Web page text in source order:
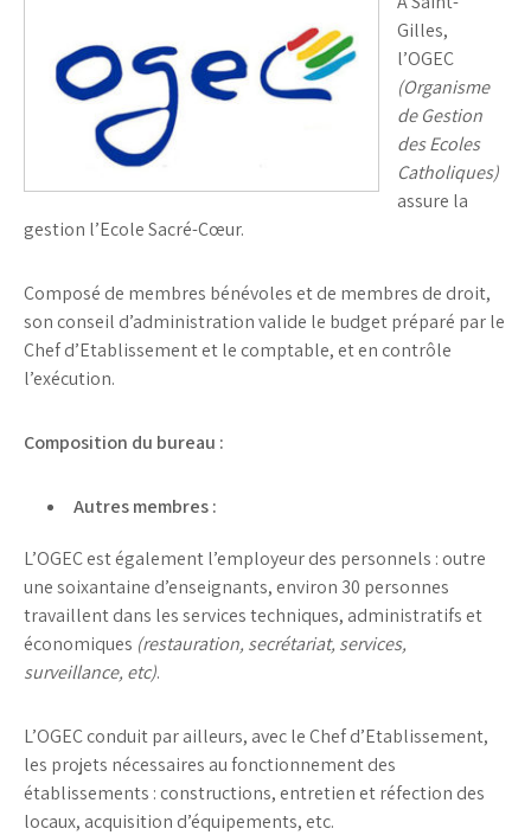
Gilles,
l’OGEC
(Organisme
de Gestion
des Ecoles
Catholiques)
assure la
gestion l’Ecole Sacré-Cœur.
Composé de membres bénévoles et de membres de droit,
son conseil d’administration valide le budget préparé par le
Chef d’Etablissement et le comptable, et en contrôle
l’exécution.
Composition du bureau :
Autres membres :
L’OGEC est également l’employeur des personnels : outre
une soixantaine d’enseignants, environ 30 personnes
travaillent dans les services techniques, administratifs et
économiques (restauration, secrétariat, services,
surveillance, etc).
L’OGEC conduit par ailleurs, avec le Chef d’Etablissement,
les projets nécessaires au fonctionnement des
établissements : constructions, entretien et réfection des
locaux, acquisition d’équipements, etc.